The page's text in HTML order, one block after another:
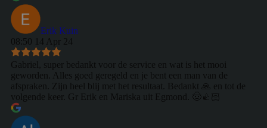
Erik Kuin
08:50 14 Apr 24
Gabriel, super bedankt voor de service en wat is het mooi
geworden. Alles goed geregeld en je bent een man van de
afspraken. Zijn heel blij met het resultaat. Bedankt 🙏 en tot de
volgende keer. Gr Erik en Mariska uit Egmond. 🤠👍🏻